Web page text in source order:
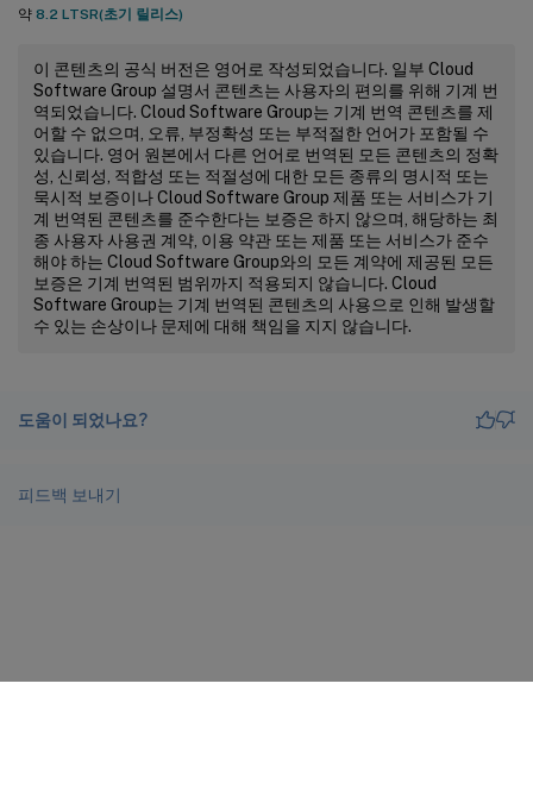
약 8.2 LTSR(초기 릴리스)
이 콘텐츠의 공식 버전은 영어로 작성되었습니다. 일부 Cloud
Software Group 설명서 콘텐츠는 사용자의 편의를 위해 기계 번
역되었습니다. Cloud Software Group는 기계 번역 콘텐츠를 제
어할 수 없으며, 오류, 부정확성 또는 부적절한 언어가 포함될 수
있습니다. 영어 원본에서 다른 언어로 번역된 모든 콘텐츠의 정확
성, 신뢰성, 적합성 또는 적절성에 대한 모든 종류의 명시적 또는
묵시적 보증이나 Cloud Software Group 제품 또는 서비스가 기
계 번역된 콘텐츠를 준수한다는 보증은 하지 않으며, 해당하는 최
종 사용자 사용권 계약, 이용 약관 또는 제품 또는 서비스가 준수
해야 하는 Cloud Software Group와의 모든 계약에 제공된 모든
보증은 기계 번역된 범위까지 적용되지 않습니다. Cloud
Software Group는 기계 번역된 콘텐츠의 사용으로 인해 발생할
수 있는 손상이나 문제에 대해 책임을 지지 않습니다.
도움이 되었나요?
피드백 보내기